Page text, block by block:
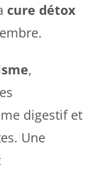
cure détox
,
digestif et
Une